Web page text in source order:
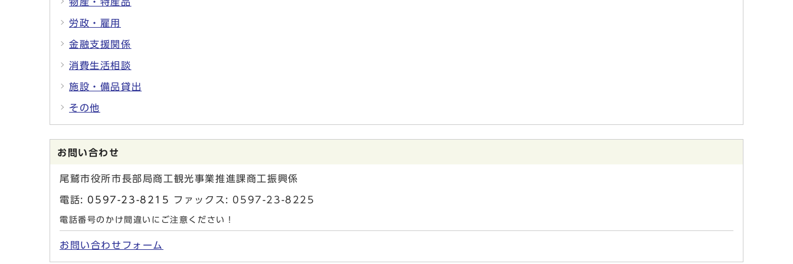
労政・雇用
金融支援関係
消費生活相談
施設・備品貸出
その他
お問い合わせ
尾鷲市役所市長部局商工観光事業推進課商工振興係
電話: 0597-23-8215 ファックス: 0597-23-8225
電話番号のかけ間違いにご注意ください！
お問い合わせフォーム